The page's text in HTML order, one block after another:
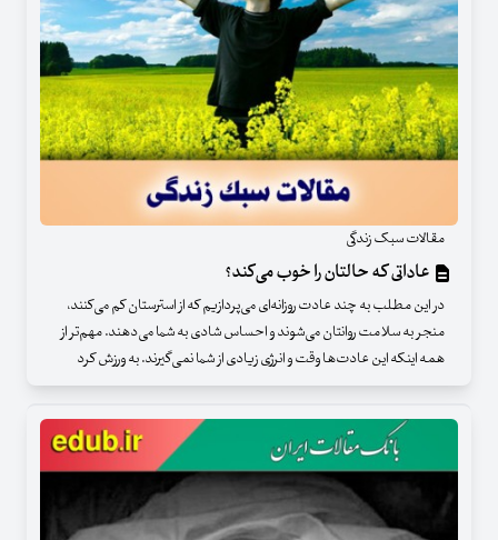
مقالات سبک زندگی
عاداتی که حالتان را خوب می‌کند؟
در این مطلب به چند عادت روزانه‌ای می‌پردازیم که از استرستان کم می‌کنند،
منجر به سلامت روانتان می‌شوند و احساس شادی به شما می‌دهند. مهم‌تر از
همه اینکه این عادت‌ها وقت و انرژی زیادی از شما نمی‌گیرند. به ورزش کرد